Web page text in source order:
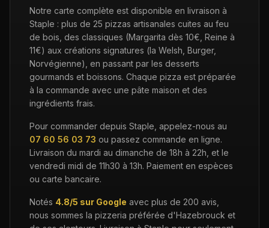
Notre carte complète est disponible en livraison à
Staple : plus de 25 pizzas artisanales cuites au feu
de bois, des classiques (Margarita dès 10€, Reine à
11€) aux créations signatures (la Welsh, Burger,
Norvégienne), en passant par les desserts
gourmands et boissons. Chaque pizza est préparée
à la commande avec une pâte maison et des
ingrédients frais.
Pour commander depuis Staple , appelez-nous au
07 60 56 03 73 ou passez commande en ligne.
Livraison du mardi au dimanche de 18h à 22h, et le
vendredi midi de 11h30 à 13h. Paiement en espèces
ou carte bancaire.
Notés 4.8/5 sur Google avec plus de 200 avis,
nous sommes la pizzeria préférée d'Hazebrouck et